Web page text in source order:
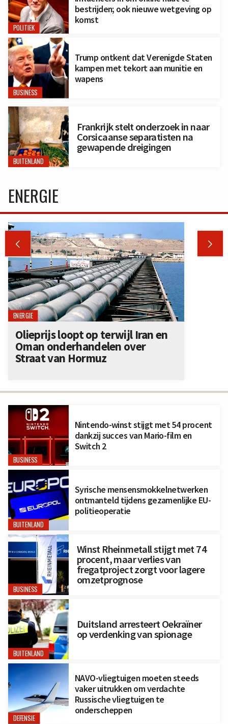
POLITIEK
bestrijden; ook nieuwe wetgeving op
komst
BUSINESS
Trump ontkent dat Verenigde Staten
kampen met tekort aan munitie en
wapens
BUITENLAND
Frankrijk stelt onderzoek in naar
Corsicaanse separatisten na
gewapende dreigingen
BUSINESS
Nintendo-winst stijgt met 54 procent
dankzij succes van Mario-film en
Switch 2
BUITENLAND
Syrische mensensmokkelnetwerken
ontmanteld tijdens gezamenlijke EU-
politieoperatie
BUSINESS
Winst Rheinmetall stijgt met 74
procent, maar verlies van
fregatproject zorgt voor lagere
omzetprognose
BUITENLAND
Duitsland arresteert Oekraïner
op verdenking van spionage
DEFENSIE
NAVO-vliegtuigen moeten steeds
vaker uitrukken om verdachte
Russische vliegtuigen te
onderscheppen
ENERGIE
 
ENERGIE
Olieprijs loopt op terwijl Iran en
Oman onderhandelen over
Straat van Hormuz